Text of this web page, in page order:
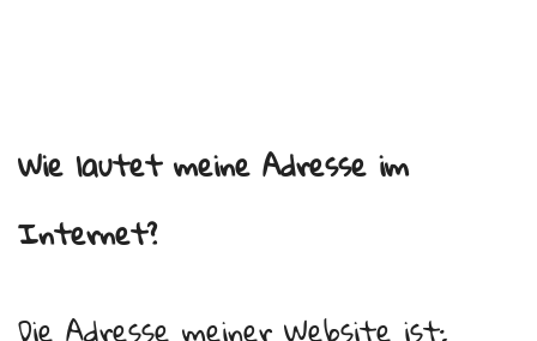
Wie lautet meine Adresse im
Internet?